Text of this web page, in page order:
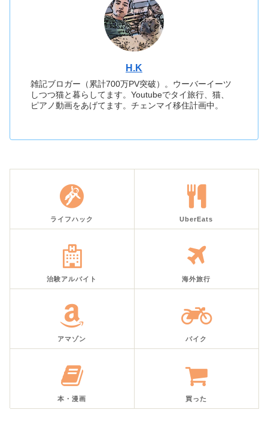
H.K
雑記ブロガー（累計700万PV突破）。ウーバーイーツ
しつつ猫と暮らしてます。Youtubeでタイ旅行、猫、
ピアノ動画をあげてます。チェンマイ移住計画中。
ライフハック UberEats
治験アルバイト 海外旅行
アマゾン バイク
本・漫画 買った